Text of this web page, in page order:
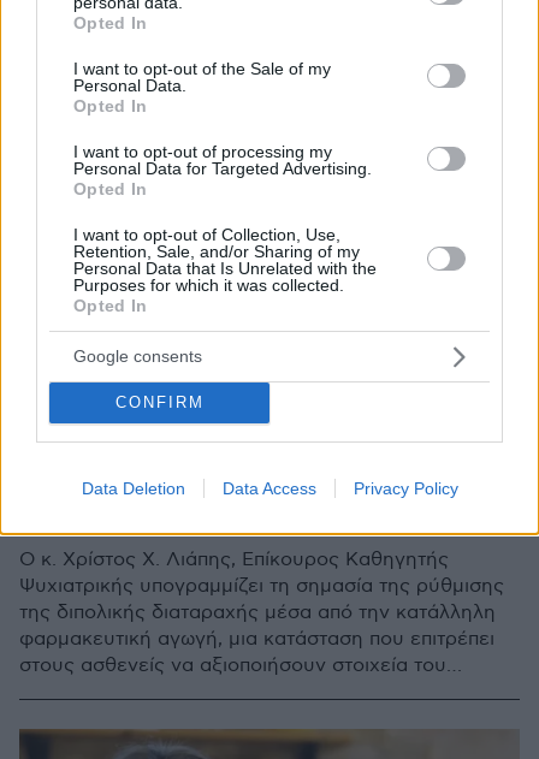
grant or deny consent to Google and its third-party tags to
use your data for below specified purposes in below Google
consent section.
Opted In
I want to opt-out of the Sale of my
Personal Data.
Opted In
I want to opt-out of processing my
Personal Data for Targeted Advertising.
Opted In
I want to opt-out of Collection, Use,
Retention, Sale, and/or Sharing of my
Personal Data that Is Unrelated with the
Purposes for which it was collected.
Opted In
Google consents
CONFIRM
Data Deletion Data Access Privacy Policy
Διπολική διαταραχή: Όταν η νόσος ρυθμίζεται, τα
Ο κ. Χρίστος Χ. Λιάπης, Eπίκουρος Καθηγητής
Ψυχιατρικής υπογραμμίζει τη σημασία της ρύθμισης
της διπολικής διαταραχής μέσα από την κατάλληλη
φαρμακευτική αγωγή, μια κατάσταση που επιτρέπει
στους ασθενείς να αξιοποιήσουν στοιχεία του